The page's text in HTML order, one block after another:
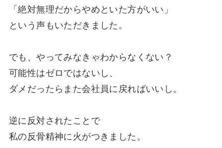
「絶対無理だからやめといた方がいい」
という声もいただきました。
でも、やってみなきゃわからなくない？
可能性はゼロではないし、
ダメだったらまた会社員に戻ればいいし。
逆に反対されたことで
私の反骨精神に火がつきました。